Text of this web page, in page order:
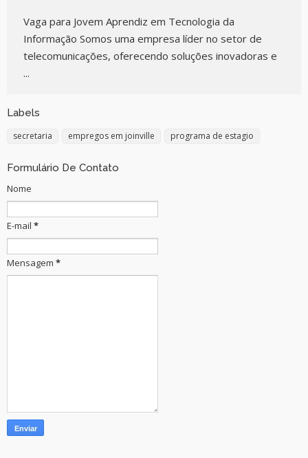
Vaga para Jovem Aprendiz em Tecnologia da
Informação Somos uma empresa líder no setor de
telecomunicações, oferecendo soluções inovadoras e
...
Labels
secretaria empregos em joinville programa de estagio
Formulário De Contato
Nome
E-mail *
Mensagem *